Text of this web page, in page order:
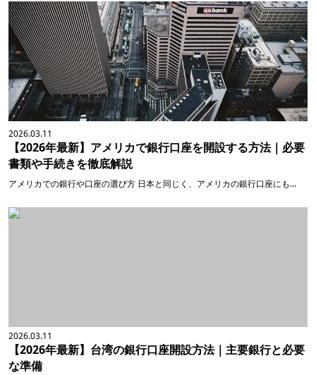
2026.03.11
【2026年最新】アメリカで銀行口座を開設する方法｜必要
書類や手続きを徹底解説
アメリカでの銀行や口座の選び方 日本と同じく、アメリカの銀行口座にも...
2026.03.11
【2026年最新】台湾の銀行口座開設方法｜主要銀行と必要
な準備